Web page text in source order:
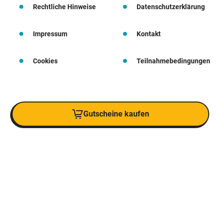
Rechtliche Hinweise
Datenschutzerklärung
Impressum Kontakt
Cookies Teilnahmebedingungen
Gutscheine kaufen